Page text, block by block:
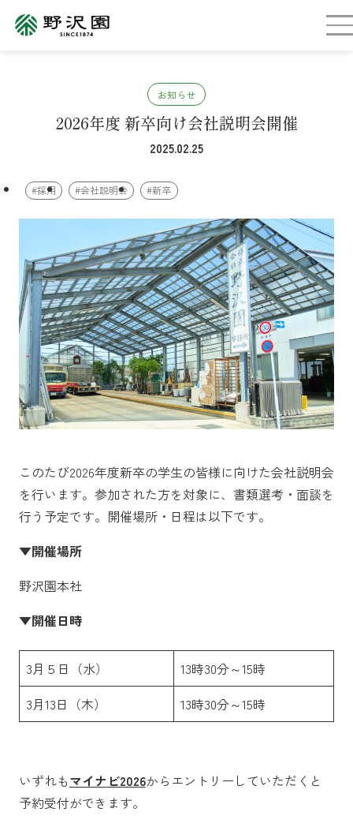
お知らせ
2026年度 新卒向け会社説明会開催
2025.02.25
#採用 #会社説明会 #新卒
このたび2026年度新卒の学生の皆様に向けた会社説明会
を行います。参加された方を対象に、書類選考・面談を
行う予定です。開催場所・日程は以下です。
▼開催場所
野沢園本社
▼開催日時
3月５日（水）
13時30分～15時
3月13日（木）
13時30分～15時
いずれもマイナビ2026からエントリーしていただくと
予約受付ができます。